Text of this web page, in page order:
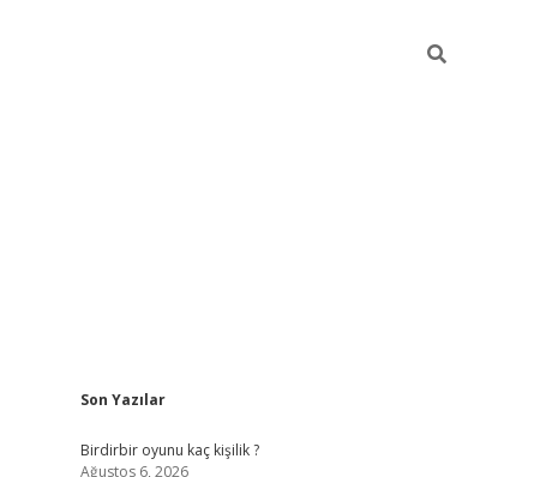
Sidebar
Son Yazılar
Birdirbir oyunu kaç kişilik ?
Ağustos 6, 2026